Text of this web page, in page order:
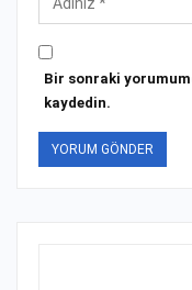
Bir sonraki
kaydedin.